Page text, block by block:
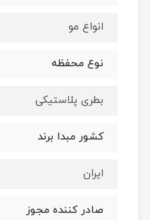
انواع مو
نوع محفظه
بطری پلاستیکی
کشور مبدا برند
ایران
صادر کننده مجوز